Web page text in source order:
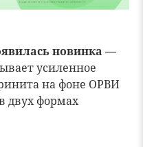
новинка —
усиленное
на фоне ОРВИ
двух формах